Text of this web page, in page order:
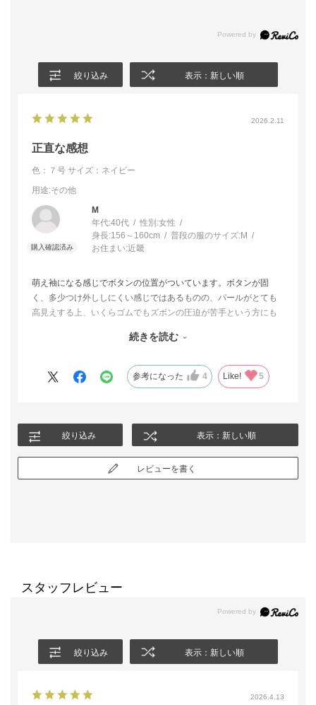
絞り込み 表示：新しい順
2026.2.11
正直な感想
色：７号 サイズ：ネイビー
用途:その他
M
年代:40代 性別:女性
身長:156～160cm 普段の服のサイズ:M
お住まい:近畿
萌え袖になる感じでボタンの位置がついています。ボタンが固
く、多少つけ外ししにくい感じではあるものの、パールがとても
高見えする上、いくらゴムでもズボンの圧迫が苦手という方にも
をとっても着ることができるのがとても嬉しい。こういった感じ
になーと思います。ボタン部分は、パッチンととめれるものに
し、生地の中に隠れるような物であれば、歳をとっても着こなせ
続きを読む
参考になった 4 Like! 5
絞り込み 表示：新しい順
レビューを書く
スタッフレビュー
絞り込み 表示：新しい順
2026.4.13